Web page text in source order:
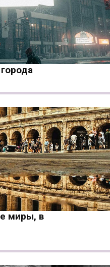
миры, в